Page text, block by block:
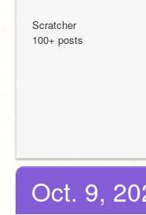
Scratcher
100+ posts
Oct. 9,